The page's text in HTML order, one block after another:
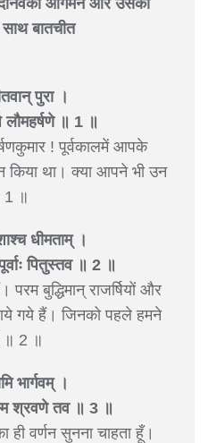
बातचीत
पुरा ।
लौमहर्षणे ॥ 1 ॥
! पूर्वकालमें आपके
किया था। क्या आपने भी उन
1 ॥
धीमताम् ।
पितुस्तव ॥ 2 ॥
परम बुद्धिमान् राजर्षियों और
गये हैं। जिनको पहले हमने
॥ 2 ॥
भार्गवम् ।
श्रवणे तव ॥ 3 ॥
वर्णन सुनना चाहता हूँ।